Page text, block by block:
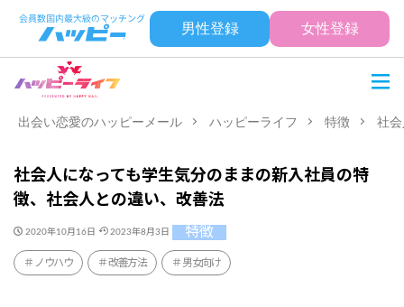
男性登録 女性登録
出会い恋愛のハッピーメール ハッピーライフ 特徴 社
社会人になっても学生気分のままの新入社員の特
徴、社会人との違い、改善法
2020年10月16日 2023年8月3日 特徴
ノウハウ 改善方法 男女向け